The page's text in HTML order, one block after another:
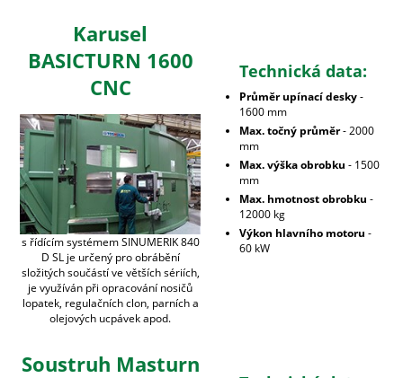
Karusel
BASICTURN 1600
CNC
s řídícím systémem SINUMERIK 840
D SL je určený pro obrábění
složitých součástí ve větších sériích,
je využíván při opracování nosičů
lopatek, regulačních clon, parních a
olejových ucpávek apod.
Technická data:
Průměr upínací desky-
1600 mm
Max. točný průměr- 2000
mm
Max. výška obrobku - 1500
mm
Max. hmotnost obrobku -
12000 kg
Výkon hlavního motoru -
60 kW
Soustruh Masturn